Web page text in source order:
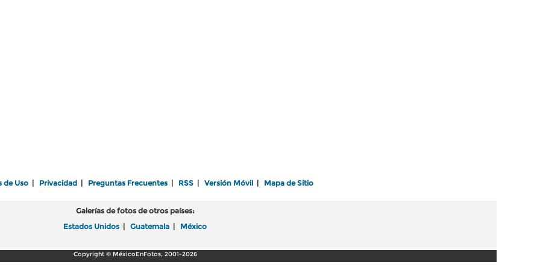
de Uso Privacidad Preguntas Frecuentes RSS Versión Móvil Mapa de Sitio
Galerías de fotos de otros países:
Estados Unidos
Guatemala México
Copyright © MéxicoEnFotos, 2001-2026